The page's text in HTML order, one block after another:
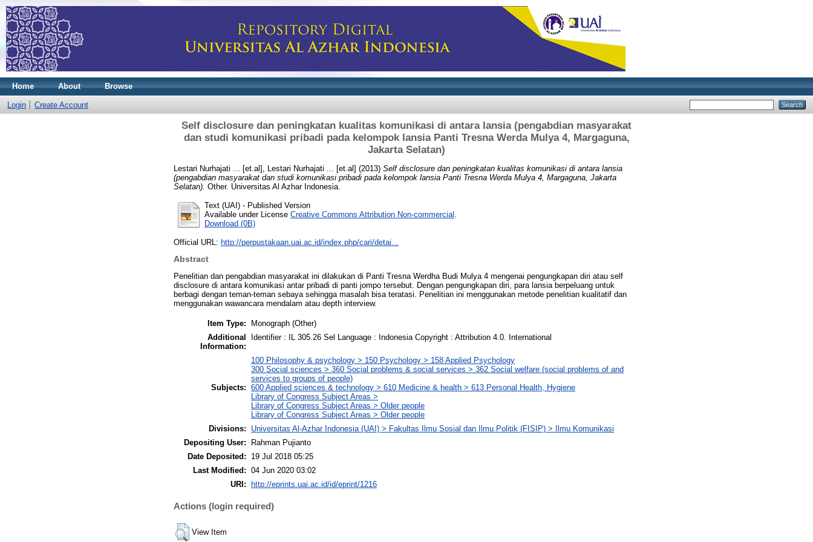
Home About Browse
Login Create Account
Self disclosure dan peningkatan kualitas komunikasi di antara lansia (pengabdian masyarakat
dan studi komunikasi pribadi pada kelompok lansia Panti Tresna Werda Mulya 4, Margaguna,
Jakarta Selatan)
Lestari Nurhajati ... [et.al], Lestari Nurhajati ... [et.al] (2013) Self disclosure dan peningkatan kualitas komunikasi di antara lansia
(pengabdian masyarakat dan studi komunikasi pribadi pada kelompok lansia Panti Tresna Werda Mulya 4, Margaguna, Jakarta
Selatan). Other. Universitas Al Azhar Indonesia.
Text (UAI) - Published Version
Available under License Creative Commons Attribution Non-commercial
Download (0B)
Official URL: http://perpustakaan.uai.ac.id/index.php/cari/detai...
Abstract
Penelitian dan pengabdian masyarakat ini dilakukan di Panti Tresna Werdha Budi Mulya 4 mengenai pengungkapan diri atau self
disclosure di antara komunikasi antar pribadi di panti jompo tersebut. Dengan pengungkapan diri, para lansia berpeluang untuk
berbagi dengan teman-teman sebaya sehingga masalah bisa teratasi. Penelitian ini menggunakan metode penelitian kualitatif dan
menggunakan wawancara mendalam atau depth interview.
Item Type:
Monograph (Other)
Additional
Information:
Identifier : IL 305.26 Sel Language : Indonesia Copyright : Attribution 4.0. International
Subjects:
100 Philosophy & psychology > 150 Psychology > 158 Applied Psychology
300 Social sciences > 360 Social problems & social services > 362 Social welfare (social problems of and
services to groups of people)
600 Applied sciences & technology > 610 Medicine & health > 613 Personal Health, Hygiene
Library of Congress Subject Areas >
Library of Congress Subject Areas > Older people
Library of Congress Subject Areas > Older people
Divisions:
Universitas Al-Azhar Indonesia (UAI) > Fakultas Ilmu Sosial dan Ilmu Politik (FISIP) > Ilmu Komunikasi
Depositing User:
Rahman Pujianto
Date Deposited:
19 Jul 2018 05:25
Last Modified: 04 Jun 2020 03:02
URI:
http://eprints.uai.ac.id/id/eprint/1216
Actions (login required)
View Item